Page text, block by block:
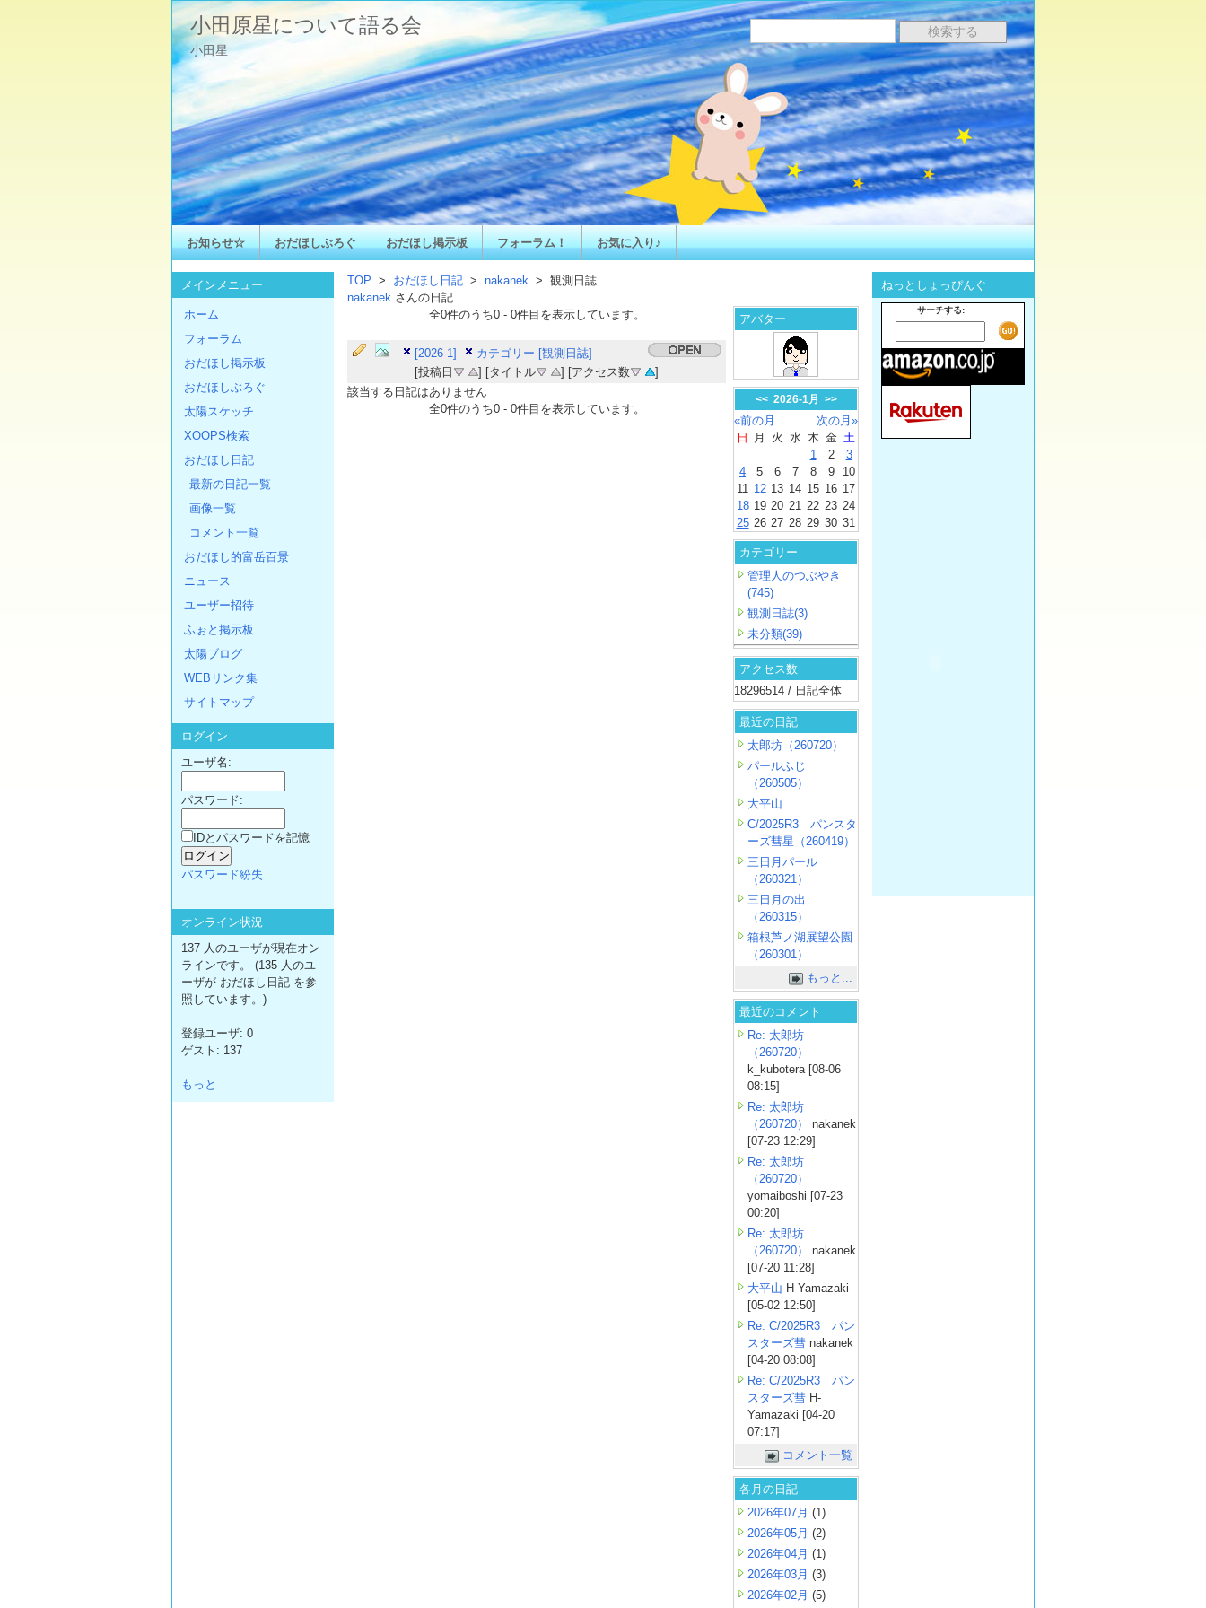
小田原星について語る会
小田星
お知らせ☆ おだほしぶろぐ おだほし掲示板 フォーラム！ お気に入り♪
TOP > おだほし日記 > nakanek > 観測日誌
nakanek さんの日記
全0件のうち0- 0件目を表示しています。
[2026-1]
カテゴリー [観測日誌]
[投稿日
] [タイトル ] [アクセス数
]
該当する日記はありません
全0件のうち0- 0件目を表示しています。
アバター
<< 2026-1月 >>
«前の月
次の月»
日
月 火 水 木 金 土
1
2
3
4
5 6 7 8 9
10
11 12 13 14 15 16 17
18 19 20 21 22 23 24
25 26 27 28 29 30 31
カテゴリー
管理人のつぶやき
(745)
観測日誌(3)
未分類(39)
アクセス数
18296514 / 日記全体
最近の日記
太郎坊（260720）
パールふじ
（260505）
大平山
C/2025R3 パンスタ
ーズ彗星（260419）
三日月パール
（260321）
三日月の出
（260315）
箱根芦ノ湖展望公園
（260301）
もっと...
最近のコメント
Re: 太郎坊
（260720）
k_kubotera [08-06
08:15]
Re: 太郎坊
（260720）
nakanek
[07-23 12:29]
Re: 太郎坊
（260720）
yomaiboshi [07-23
00:20]
Re: 太郎坊
（260720）
nakanek
[07-20 11:28]
大平山 H-Yamazaki
[05-02 12:50]
Re: C/2025R3 パン
スターズ彗 nakanek
[04-20 08:08]
Re: C/2025R3 パン
スターズ彗 H-
Yamazaki [04-20
07:17]
コメント一覧
各月の日記
2026年07月 (1)
2026年05月 (2)
2026年04月 (1)
2026年03月 (3)
2026年02月 (5)
メインメニュー
ホーム
フォーラム
おだほし掲示板
おだほしぶろぐ
太陽スケッチ
XOOPS検索
おだほし日記
最新の日記一覧
画像一覧
コメント一覧
おだほし的富岳百景
ニュース
ユーザー招待
ふぉと掲示板
太陽ブログ
WEBリンク集
サイトマップ
ログイン
ユーザ名:
パスワード:
IDとパスワードを記憶
パスワード紛失
オンライン状況
137 人のユーザが現在オン
ラインです。 (135 人のユ
ーザが おだほし日記 を参
照しています。)
登録ユーザ: 0
ゲスト: 137
もっと...
ねっとしょっぴんぐ
サーチする: